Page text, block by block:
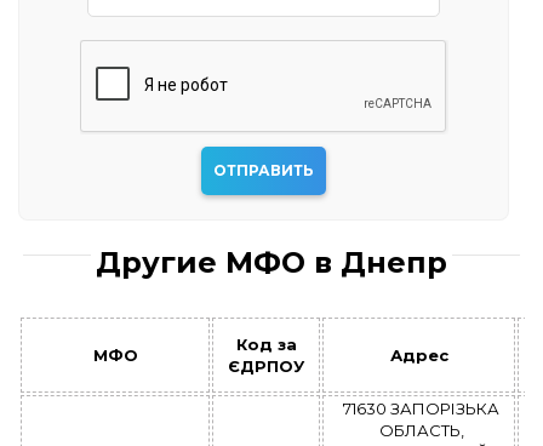
Другие МФО в Днепр
МФО
Код за
ЄДРПОУ
Адрес
71630 ЗАПОРІЗЬКА
ОБЛАСТЬ,